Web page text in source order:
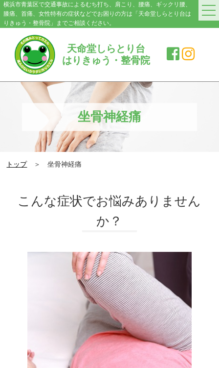
横浜市青葉区で交通事故によるむち打ち、肩こり、腰痛、ギックリ腰、
膝痛、首痛、女性特有の症状などでお困りの方は「天命堂しらとり台は
りきゅう・整骨院」までご相談ください。
天命堂しらとり台
はりきゅう・整骨院
HOME
料金案内
院紹介・アクセス
症状別施術メニュー
交通事故|むち打ち
肩こり
膝の痛み
女性特有の症状
鍼灸・美容鍼灸
坐骨神経痛
トップ＞ 坐骨神経痛
こんな症状でお悩みありません
か？